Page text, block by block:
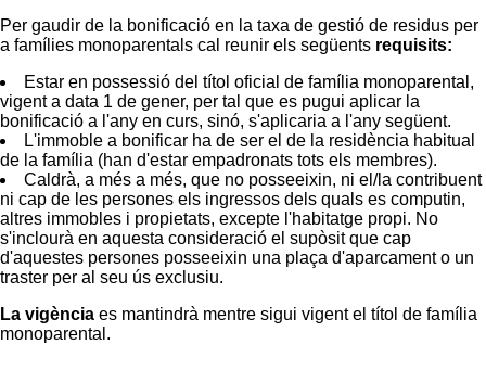
Per gaudir de la bonificació en la taxa de gestió de residus per
a famílies monoparentals cal reunir els següents requisits:
Estar en possessió del títol oficial de família monoparental,
vigent a data 1 de gener, per tal que es pugui aplicar la
bonificació a l'any en curs, sinó, s'aplicaria a l'any següent.
L'immoble a bonificar ha de ser el de la residència habitual
de la família (han d'estar empadronats tots els membres).
Caldrà, a més a més, que no posseeixin, ni el/la contribuent
ni cap de les persones els ingressos dels quals es computin,
altres immobles i propietats, excepte l'habitatge propi. No
s'inclourà en aquesta consideració el supòsit que cap
d'aquestes persones posseeixin una plaça d'aparcament o un
traster per al seu ús exclusiu.
La vigència es mantindrà mentre sigui vigent el títol de família
monoparental.